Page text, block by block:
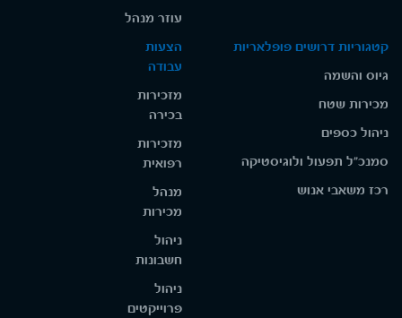
עוזר מנהל
קטגוריות דרושים פופלאריות
גיוס והשמה
מכירות שטח
ניהול כספים
סמנכ"ל תפעול ולוגיסטיקה
רכז משאבי אנוש
הצעות
עבודה
מזכירות
בכירה
מזכירות
רפואית
מנהל
מכירות
ניהול
חשבונות
ניהול
פרוייקטים